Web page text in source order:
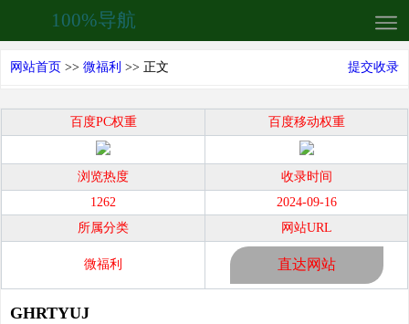
100%导航
网站首页 >> 微福利 >> 正文 提交收录
百度PC权重 百度移动权重
浏览热度
收录时间
1262
2024-09-16
所属分类
网站URL
微福利 直达网站
GHRTYUJ